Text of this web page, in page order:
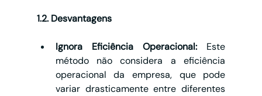
1.2. Desvantagens
Ignora Eficiência Operacional: Este
método não considera a eficiência
operacional da empresa, que pode
variar drasticamente entre diferentes